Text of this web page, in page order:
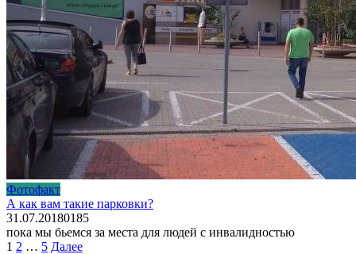
Фотофакт
А как вам такие парковки?
31.07.20180185
пока мы бьемся за места для людей с инвалидностью
Пагинация
1 2 … 5 Далее